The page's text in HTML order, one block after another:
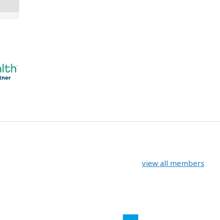
view all members